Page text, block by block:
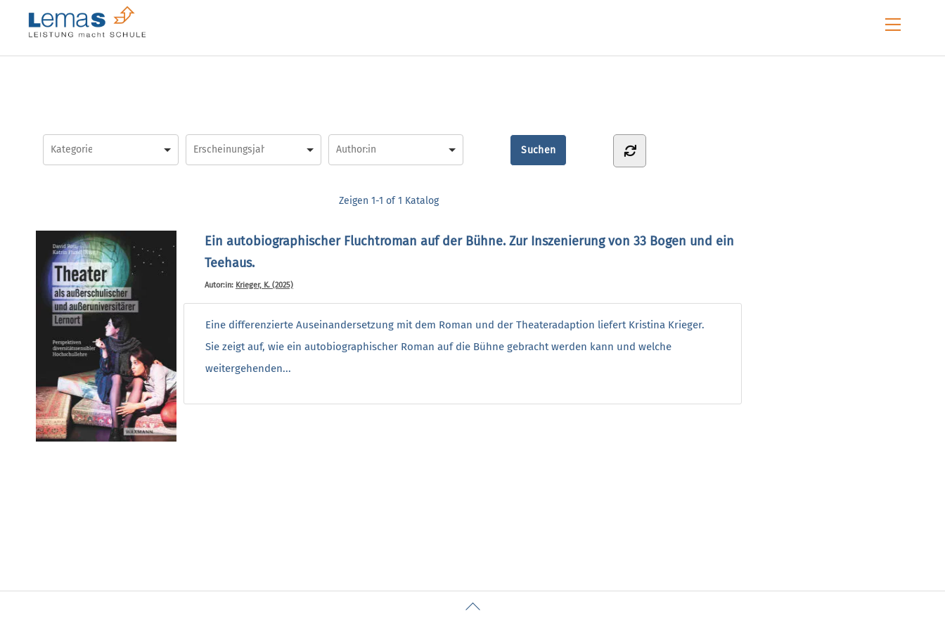
Menu
Zeigen 1-1 of 1 Katalog
Ein autobiographischer Fluchtroman auf der Bühne. Zur Inszenierung von 33 Bogen und ein
Teehaus.
Autor:in: Krieger, K. (2025)
Eine differenzierte Auseinandersetzung mit dem Roman und der Theateradaption liefert Kristina Krieger.
Sie zeigt auf, wie ein autobiographischer Roman auf die Bühne gebracht werden kann und welche
weitergehenden...
Back